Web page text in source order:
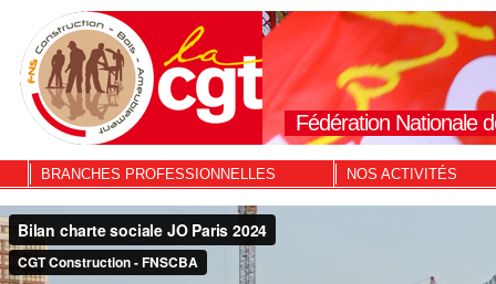
Fédération Nationale
BRANCHES PROFESSIONNELLES NOS ACTIVITÉS